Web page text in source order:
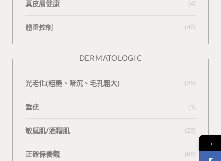
真皮層健康 (4)
體重控制 (40)
DERMATOLOGIC
光老化(粗糙、暗沉、毛孔粗大) (26)
垂疣 (1)
敏感肌/酒糟肌 (29)
正確保養觀 (68)
→